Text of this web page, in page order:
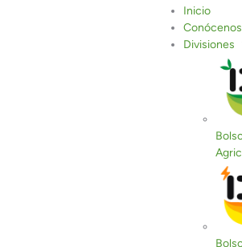
Inicio
Conócenos
Divisiones
Un modelo
apagones’ para
agricultura